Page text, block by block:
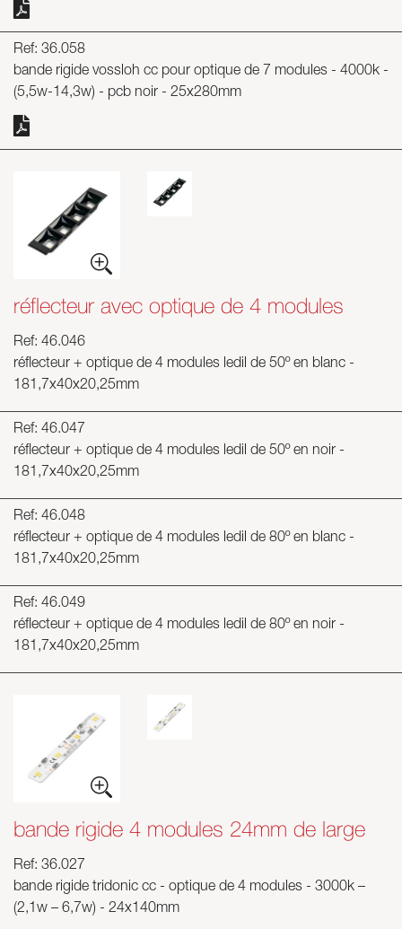
Ref: 36.058
bande rigide vossloh cc pour optique de 7 modules - 4000k -
(5,5w-14,3w) - pcb noir - 25x280mm
réflecteur avec optique de 4 modules
Ref: 46.046
réflecteur + optique de 4 modules ledil de 50º en blanc -
181,7x40x20,25mm
Ref: 46.047
réflecteur + optique de 4 modules ledil de 50º en noir -
181,7x40x20,25mm
Ref: 46.048
réflecteur + optique de 4 modules ledil de 80º en blanc -
181,7x40x20,25mm
Ref: 46.049
réflecteur + optique de 4 modules ledil de 80º en noir -
181,7x40x20,25mm
bande rigide 4 modules 24mm de large
Ref: 36.027
bande rigide tridonic cc - optique de 4 modules - 3000k –
(2,1w – 6,7w) - 24x140mm